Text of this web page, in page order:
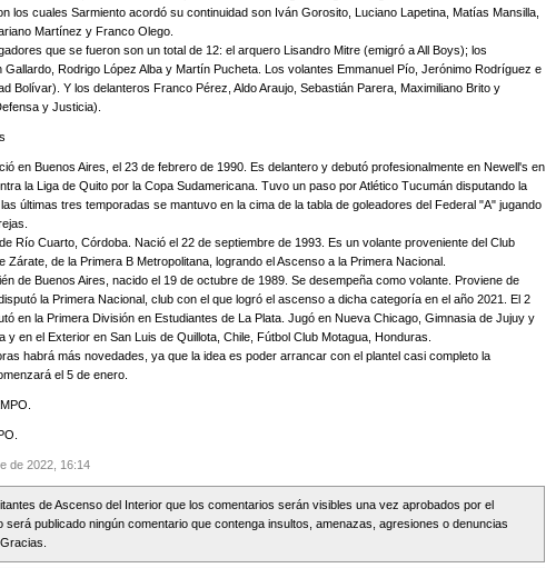
los cuales Sarmiento acordó su continuidad son Iván Gorosito, Luciano Lapetina, Matías Mansilla,
Martínez y Franco Olego.
que se fueron son un total de 12: el arquero Lisandro Mitre (emigró a All Boys); los
Gallardo, Rodrigo López Alba y Martín Pucheta. Los volantes Emmanuel Pío, Jerónimo Rodríguez e
Bolívar). Y los delanteros Franco Pérez, Aldo Araujo, Sebastián Parera, Maximiliano Brito y
y Justicia).
en Buenos Aires, el 23 de febrero de 1990. Es delantero y debutó profesionalmente en Newell's en
la Liga de Quito por la Copa Sudamericana. Tuvo un paso por Atlético Tucumán disputando la
últimas tres temporadas se mantuvo en la cima de la tabla de goleadores del Federal "A" jugando
Río Cuarto, Córdoba. Nació el 22 de septiembre de 1993. Es un volante proveniente del Club
Zárate, de la Primera B Metropolitana, logrando el Ascenso a la Primera Nacional.
de Buenos Aires, nacido el 19 de octubre de 1989. Se desempeña como volante. Proviene de
la Primera Nacional, club con el que logró el ascenso a dicha categoría en el año 2021. El 2
en la Primera División en Estudiantes de La Plata. Jugó en Nueva Chicago, Gimnasia de Jujuy y
y en el Exterior en San Luis de Quillota, Chile, Fútbol Club Motagua, Honduras.
habrá más novedades, ya que la idea es poder arrancar con el plantel casi completo la
el 5 de enero.
de 2022, 16:14
de Ascenso del Interior que los comentarios serán visibles una vez aprobados por el
será publicado ningún comentario que contenga insultos, amenazas, agresiones o denuncias